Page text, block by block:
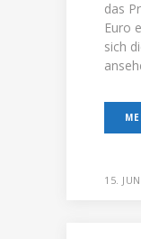
das
Euro
sich
15.